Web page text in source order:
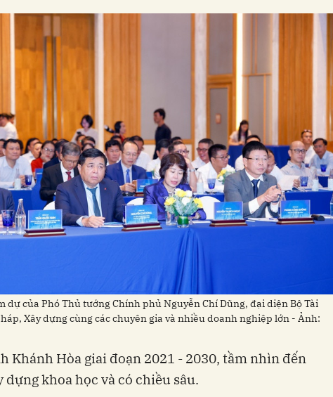
dự của Phó Thủ tướng Chính phủ Nguyễn Chí Dũng, đại diện Bộ Tài
Xây dựng cùng các chuyên gia và nhiều doanh nghiệp lớn - Ảnh:
Khánh Hòa giai đoạn 2021 - 2030, tầm nhìn đến
dựng khoa học và có chiều sâu.